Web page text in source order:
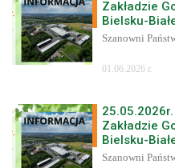
Zakładzie
Bielsku-
Szanowni
01.06.2026 r.
Zakładzie
Bielsku-
Szanowni